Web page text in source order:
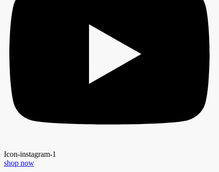
Icon-instagram-1
shop now